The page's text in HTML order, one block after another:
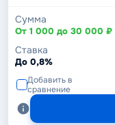
Сумма
От 1 000 до 30 000 ₽
Ставка
До 0,8%
Добавить в
сравнение